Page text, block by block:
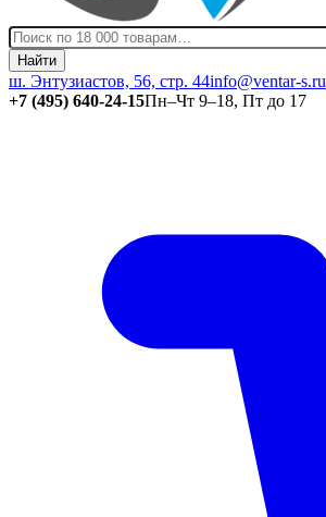
Найти
ш. Энтузиастов, 56, стр. 44info@ventar-s.ru
+7 (495) 640-24-15Пн–Чт 9–18, Пт до 17